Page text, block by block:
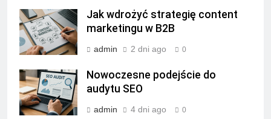
Jak wdrożyć strategię content
marketingu w B2B
admin 2 dni ago 0
Nowoczesne podejście do
audytu SEO
admin 4 dni ago 0